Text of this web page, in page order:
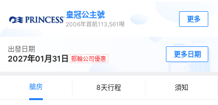
皇冠公主號
2006年首航113,561 噸
更多
出發日期
2027年01月31日 郵輪公司優惠
更多日期
艙房 8天行程 須知